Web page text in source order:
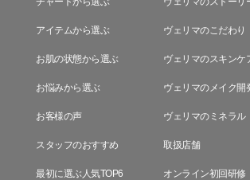
アイテムから選ぶ
お肌の状態から選ぶ
お悩みから選ぶ
お客様の声
スタッフのおすすめ
最初に選ぶ人気TOP6
ヴェリマのこだわり
ヴェリマのスキンケ
ヴェリマのメイク開
ヴェリマのミネラル
取扱店舗
オンライン初回研修